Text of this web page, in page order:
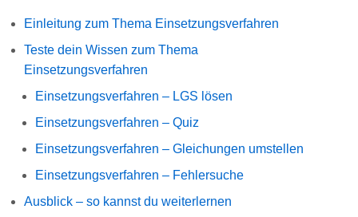
Einleitung zum Thema Einsetzungsverfahren
Teste dein Wissen zum Thema
Einsetzungsverfahren
Einsetzungsverfahren – LGS lösen
Einsetzungsverfahren – Quiz
Einsetzungsverfahren – Gleichungen umstellen
Einsetzungsverfahren – Fehlersuche
Ausblick – so kannst du weiterlernen